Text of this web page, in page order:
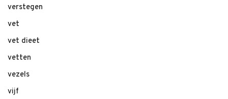
verstegen
vet
vet dieet
vetten
vezels
vijf